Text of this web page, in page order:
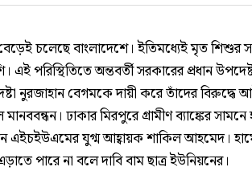
চলেছে বাংলাদেশে। ইতিমধ্যেই মৃত শিশুর
এই পরিস্থিতিতে অন্তবর্তী সরকারের প্রধান
নুরজাহান বেগমকে দায়ী করে তাঁদের
ঢাকার মিরপুরে গ্রামীণ ব্যাঙ্কের
এইচইউএমের যুগ্ম আহ্বায়ক শাকিল আহমেদ।
পারে না বলে দাবি বাম ছাত্র ইউনিয়নের।